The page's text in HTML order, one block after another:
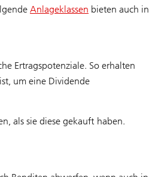
Anlageklassen bieten auch in
Ertragspotenziale. So erhalten
um eine Dividende
als sie diese gekauft haben.